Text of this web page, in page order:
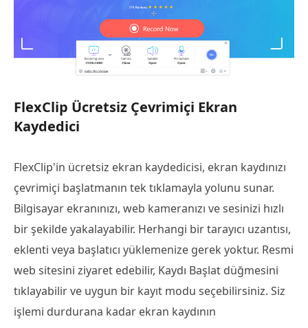
FlexClip Ücretsiz Çevrimiçi Ekran
Kaydedici
FlexClip'in ücretsiz ekran kaydedicisi, ekran kaydınızı
çevrimiçi başlatmanın tek tıklamayla yolunu sunar.
Bilgisayar ekranınızı, web kameranızı ve sesinizi hızlı
bir şekilde yakalayabilir. Herhangi bir tarayıcı uzantısı,
eklenti veya başlatıcı yüklemenize gerek yoktur. Resmi
web sitesini ziyaret edebilir, Kaydı Başlat düğmesini
tıklayabilir ve uygun bir kayıt modu seçebilirsiniz. Siz
işlemi durdurana kadar ekran kaydının